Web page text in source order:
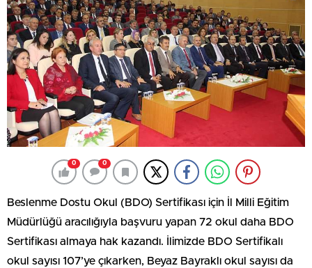
0 0
Beslenme Dostu Okul (BDO) Sertifikası için İl Milli Eğitim
Müdürlüğü aracılığıyla başvuru yapan 72 okul daha BDO
Sertifikası almaya hak kazandı. İlimizde BDO Sertifikalı
okul sayısı 107’ye çıkarken, Beyaz Bayraklı okul sayısı da